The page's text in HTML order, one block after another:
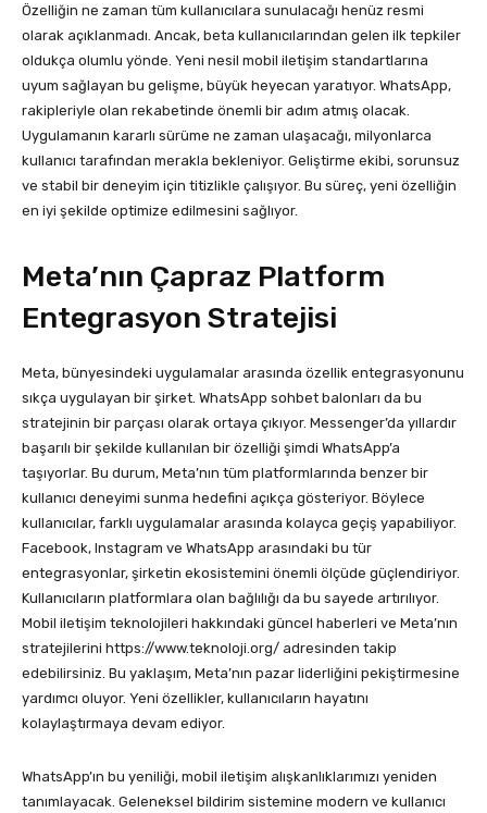
Özelliğin ne zaman tüm kullanıcılara sunulacağı henüz resmi
olarak açıklanmadı. Ancak, beta kullanıcılarından gelen ilk tepkiler
oldukça olumlu yönde. Yeni nesil mobil iletişim standartlarına
uyum sağlayan bu gelişme, büyük heyecan yaratıyor. WhatsApp,
rakipleriyle olan rekabetinde önemli bir adım atmış olacak.
Uygulamanın kararlı sürüme ne zaman ulaşacağı, milyonlarca
kullanıcı tarafından merakla bekleniyor. Geliştirme ekibi, sorunsuz
ve stabil bir deneyim için titizlikle çalışıyor. Bu süreç, yeni özelliğin
en iyi şekilde optimize edilmesini sağlıyor.
Meta’nın Çapraz Platform
Entegrasyon Stratejisi
Meta, bünyesindeki uygulamalar arasında özellik entegrasyonunu
sıkça uygulayan bir şirket. WhatsApp sohbet balonları da bu
stratejinin bir parçası olarak ortaya çıkıyor. Messenger’da yıllardır
başarılı bir şekilde kullanılan bir özelliği şimdi WhatsApp’a
taşıyorlar. Bu durum, Meta’nın tüm platformlarında benzer bir
kullanıcı deneyimi sunma hedefini açıkça gösteriyor. Böylece
kullanıcılar, farklı uygulamalar arasında kolayca geçiş yapabiliyor.
Facebook, Instagram ve WhatsApp arasındaki bu tür
entegrasyonlar, şirketin ekosistemini önemli ölçüde güçlendiriyor.
Kullanıcıların platformlara olan bağlılığı da bu sayede artırılıyor.
Mobil iletişim teknolojileri hakkındaki güncel haberleri ve Meta’nın
stratejilerini https://www.teknoloji.org/ adresinden takip
edebilirsiniz. Bu yaklaşım, Meta’nın pazar liderliğini pekiştirmesine
yardımcı oluyor. Yeni özellikler, kullanıcıların hayatını
kolaylaştırmaya devam ediyor.
WhatsApp’ın bu yeniliği, mobil iletişim alışkanlıklarımızı yeniden
tanımlayacak. Geleneksel bildirim sistemine modern ve kullanıcı